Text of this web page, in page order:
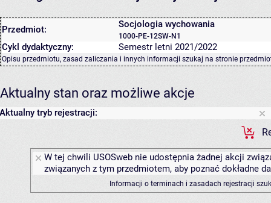
Przedmiot: Socjologia wychowania
1000-PE-12SW-N1
Cykl dydaktyczny: Semestr letni 2021/2022
Opisu przedmiotu, zasad zaliczania i innych informacji szukaj na stronie
Aktualny stan oraz możliwe akcje
Aktualny tryb rejestracji:
W tej chwili USOSweb nie udostępnia żadnej akcji
związanych z tym przedmiotem, aby poznać dokładne
Informacji o terminach i zasadach rejestracji